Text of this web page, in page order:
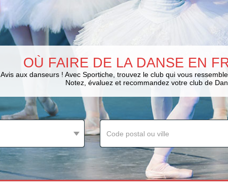
OÙ FAIRE DE LA DANSE EN
Avis aux danseurs ! Avec Sportiche, trouvez le club qui vous
Notez, évaluez et recommandez votre club de